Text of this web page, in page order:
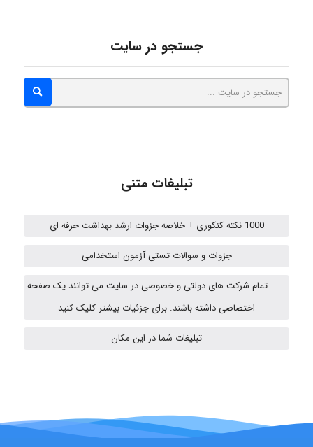
Kati
ehtesham
A.balandeh
جستجو در سایت
تبلیغات متنی
1000 نکته کنکوری + خلاصه جزوات ارشد بهداشت حرفه ای
جزوات و سوالات تستی آزمون استخدامی
تمام شرکت های دولتی و خصوصی در سایت می توانند یک صفحه
اختصاصی داشته باشند. برای جزئیات بیشتر کلیک کنید
تبلیغات شما در این مکان